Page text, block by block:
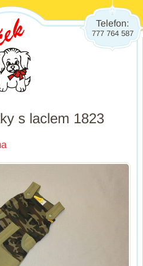
Telefon:
777 764 587
s laclem 1823